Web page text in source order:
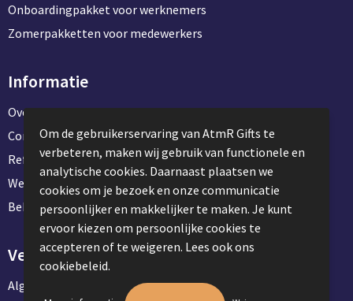
Onboardingpakket voor werknemers
Zomerpakketten voor medewerkers
Informatie
Over ons
Contact en klantenservice
Referentie projecten
Werken & stage bij AtmR Gifts
Bekijk kantoorbenodigdheden
Veilig winkelen
Algemene voorwaarden
Om de gebruikerservaring van AtmR Gifts te
verbeteren, maken wij gebruik van functionele en
analytische cookies. Daarnaast plaatsen we
cookies om je bezoek en onze communicatie
persoonlijker en makkelijker te maken. Je kunt
ervoor kiezen om persoonlijke cookies te
accepteren of te weigeren. Lees ook ons
cookiebeleid.